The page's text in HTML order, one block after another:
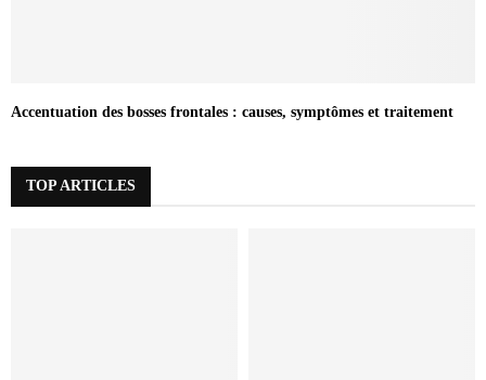
Accentuation des bosses frontales : causes, symptômes et traitement
TOP ARTICLES